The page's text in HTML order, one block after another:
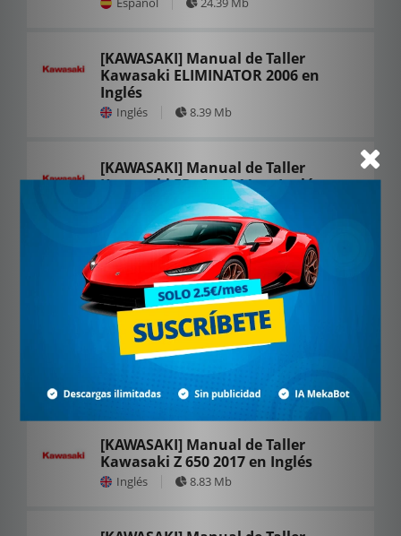
[KAWASAKI] Manual de Taller
Kawasaki ELIMINATOR 2006 en
Inglés
Inglés 8.39 Mb
[KAWASAKI] Manual de Taller
Kawasaki ER -6n 2011 en Inglés
12.98 Mb
[KAWASAKI] Manual de Taller
Kawasaki Ninja 300 2012
Español 13.82 Mb
[KAWASAKI] Manual de Taller
Kawasaki ZX 1000YH 2017
Español 20.84 Mb
[KAWASAKI] Manual de Taller
Kawasaki Z 650 2017 en Inglés
Inglés 8.83 Mb